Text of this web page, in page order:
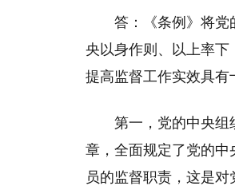
答：《条例》将党
央以身作则、以上率下
提高监督工作实效具有
第一，党的中央组
章，全面规定了党的
员的监督职责，这是